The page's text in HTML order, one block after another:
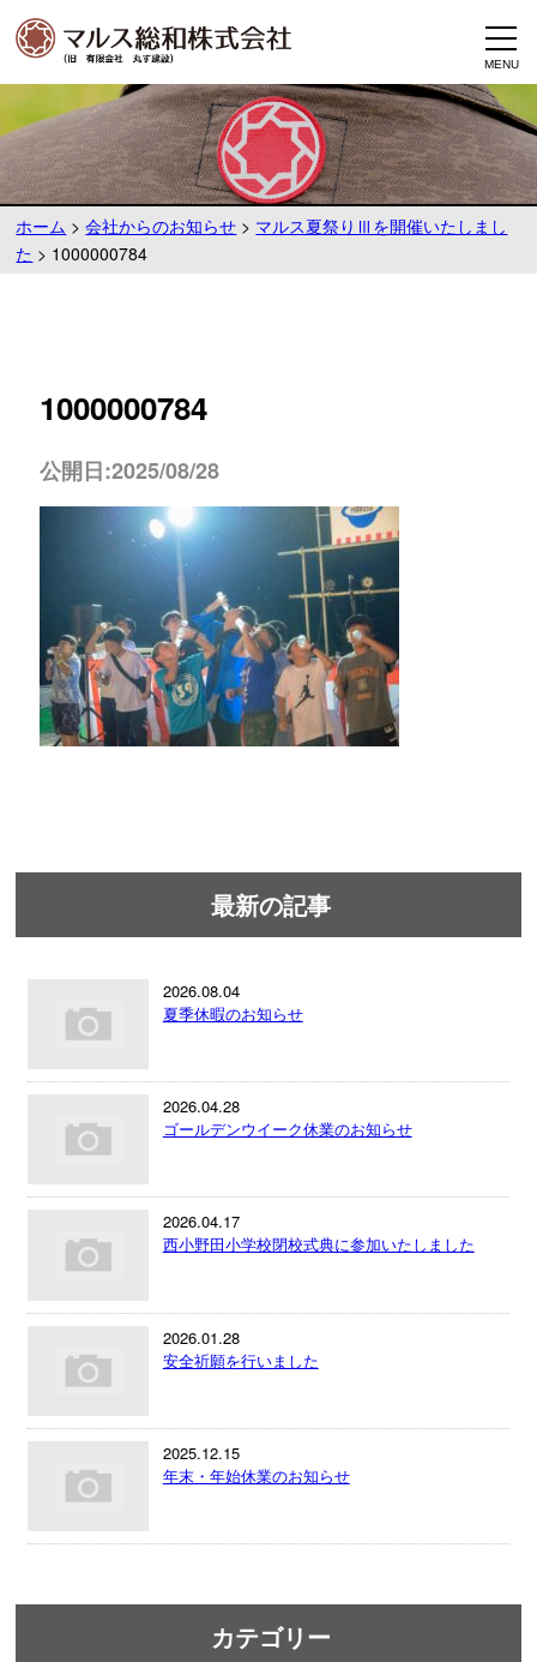
ホーム >会社からのお知らせ > マルス夏祭りⅢを開催いたしまし
た > 1000000784
1000000784
公開日:2025/08/28
最新の記事
2026.08.04
夏季休暇のお知らせ
2026.04.28
ゴールデンウイーク休業のお知らせ
2026.04.17
西小野田小学校閉校式典に参加いたしました
2026.01.28
安全祈願を行いました
2025.12.15
年末・年始休業のお知らせ
カテゴリー